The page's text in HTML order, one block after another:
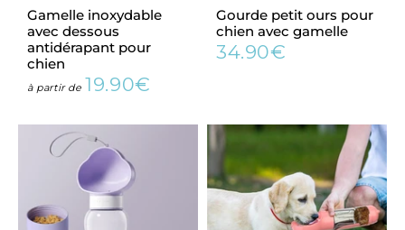
Gamelle inoxydable
avec dessous
antidérapant pour
chien
à partir de Prix
19.90€
Gourde petit ours pour
chien avec gamelle
Prix
34.90€